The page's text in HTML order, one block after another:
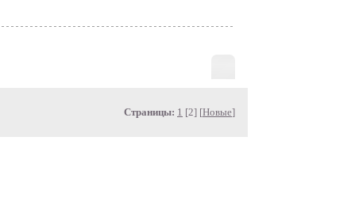
Страницы: 1 [2] [Новые]